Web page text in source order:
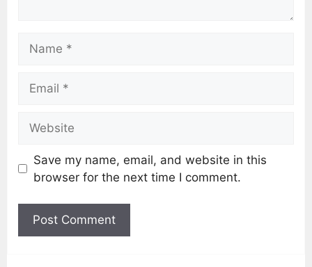
Save my name, email, and website in this
browser for the next time I comment.